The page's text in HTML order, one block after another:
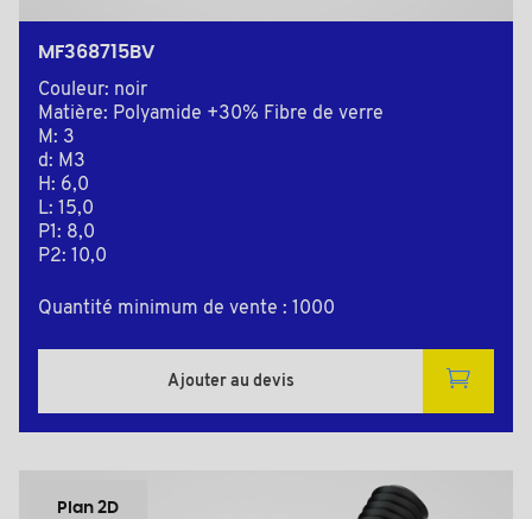
MF368715BV
Couleur: noir
Matière: Polyamide +30% Fibre de verre
M: 3
d: M3
H: 6,0
L: 15,0
P1: 8,0
P2: 10,0
Quantité minimum de vente : 1000
Ajouter au devis
Plan 2D